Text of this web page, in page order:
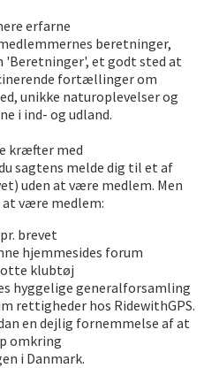
erfarne
beretninger,
'Beretninger', et godt sted at
fortællinger om
unikke naturoplevelser og
i ind- og udland.
kræfter med
sagtens melde dig til et af
uden at være medlem. Men
være medlem:
brevet
hjemmesides forum
klubtøj
hyggelige generalforsamling
rettigheder hos RidewithGPS.
en dejlig fornemmelse af at
omkring
i Danmark.